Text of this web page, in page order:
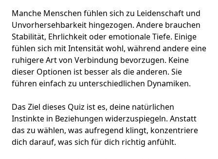
Manche Menschen fühlen sich zu Leidenschaft und
Unvorhersehbarkeit hingezogen. Andere brauchen
Stabilität, Ehrlichkeit oder emotionale Tiefe. Einige
fühlen sich mit Intensität wohl, während andere eine
ruhigere Art von Verbindung bevorzugen. Keine
dieser Optionen ist besser als die anderen. Sie
führen einfach zu unterschiedlichen Dynamiken.
Das Ziel dieses Quiz ist es, deine natürlichen
Instinkte in Beziehungen widerzuspiegeln. Anstatt
das zu wählen, was aufregend klingt, konzentriere
dich darauf, was sich für dich richtig anfühlt.